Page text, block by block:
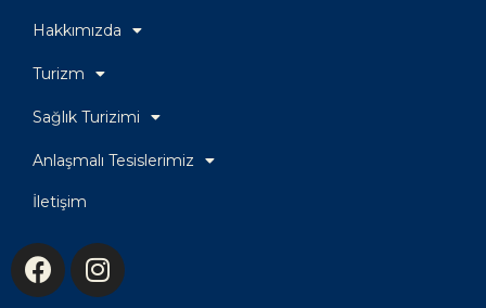
Hakkımızda
Turizm
Sağlık Turizimi
Anlaşmalı Tesislerimiz
İletişim